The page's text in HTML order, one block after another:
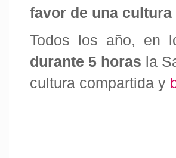
favor de una cultura
Todos los año, en
durante 5 horas la
cultura compartida y